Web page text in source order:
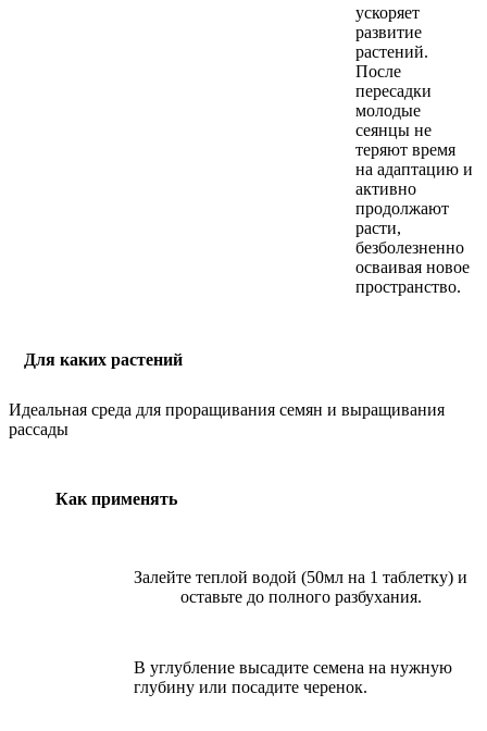
ускоряет
развитие
растений.
После
пересадки
молодые
сеянцы не
теряют время
на адаптацию и
активно
продолжают
расти,
безболезненно
осваивая новое
пространство.
Для каких растений
Идеальная среда для проращивания семян и выращивания
рассады
Как применять
Залейте теплой водой (50мл на 1 таблетку) и
оставьте до полного разбухания.
В углубление высадите семена на нужную
глубину или посадите черенок.